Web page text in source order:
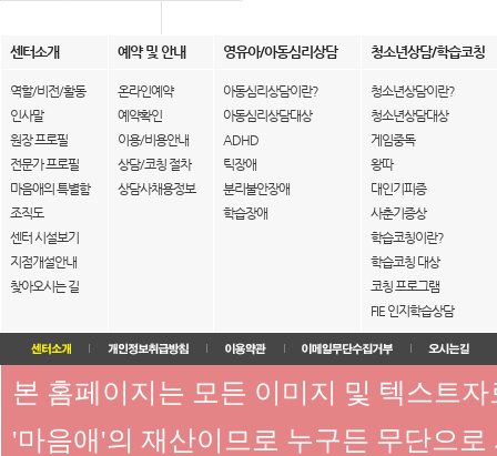
센터소개 예약 및 안내 영유아/아동심리상담 청소년상담/학습코칭
역할/비전/활동
인사말
원장 프로필
전문가 프로필
마음애의 특별함
조직도
센터 시설보기
지점개설안내
찾아오시는 길
온라인예약
예약확인
이용/비용안내
상담/코칭 절차
상담사채용정보
아동심리상담이란?
아동심리상담대상
ADHD
틱장애
분리불안장애
학습장애
청소년상담이란?
청소년상담대상
게임중독
왕따
대인기피증
사춘기증상
학습코칭이란?
학습코칭 대상
코칭 프로그램
FIE 인지학습상담
본 홈페이지는 모든 이미지 및 텍스트
'마음애'의 재산이므로 누구든 무단으